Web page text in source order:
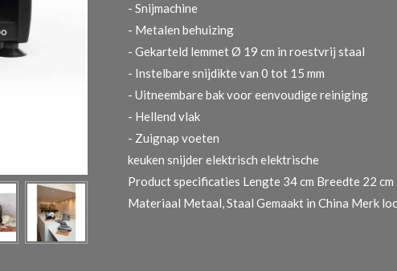
- Snijmachine
- Metalen behuizing
- Gekarteld lemmet Ø 19 cm in roestvrij staal
- Instelbare snijdikte van 0 tot 15 mm
- Uitneembare bak voor eenvoudige reiniging
- Hellend vlak
- Zuignap voeten
keuken snijder elektrisch elektrische
Product specificaties Lengte 34 cm Breedte 22
Materiaal Metaal, Staal Gemaakt in China Merk